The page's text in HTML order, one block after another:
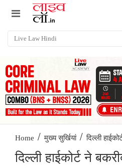
Home / मुख्य सुर्खियां / दिल्ली
दिल्ली हाईकोर्ट ने